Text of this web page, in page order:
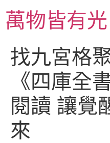
主萬物皆有光
找九宮格
《四庫全
閱讀 讓覺
來